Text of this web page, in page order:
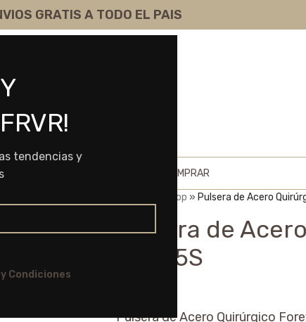
tendencias y
Condiciones
GRATIS A TODO EL PAIS
HOME COMO COMPRAR
Shop » Pulsera de Acero
Pulsera de
60525S
Pulsera de Acero Quirúrgico